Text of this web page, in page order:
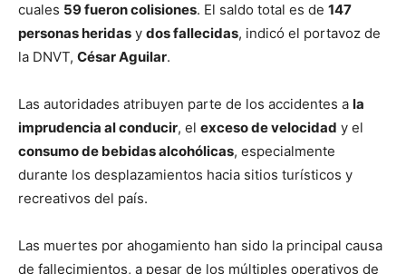
cuales 59 fueron colisiones. El saldo total es de 147
personas heridas y dos fallecidas, indicó el portavoz de
la DNVT, César Aguilar.
Las autoridades atribuyen parte de los accidentes a la
imprudencia al conducir, el exceso de velocidad y el
consumo de bebidas alcohólicas, especialmente
durante los desplazamientos hacia sitios turísticos y
recreativos del país.
Las muertes por ahogamiento han sido la principal causa
de fallecimientos, a pesar de los múltiples operativos de